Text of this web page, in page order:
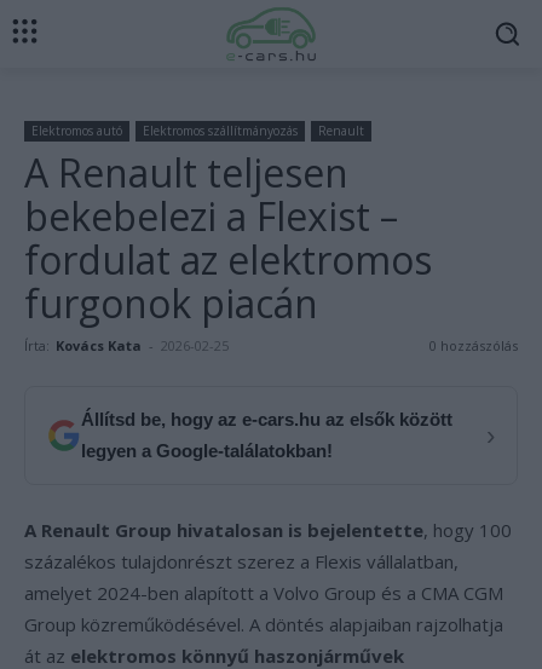
Elektromos autó Elektromos szállítmányozás Renault
A Renault teljesen
bekebelezi a Flexist –
fordulat az elektromos
furgonok piacán
Írta: Kovács Kata - 2026-02-25 0 hozzászólás
Állítsd be, hogy az e-cars.hu az elsők között
legyen a Google-találatokban!
›
A Renault Group hivatalosan is bejelentette, hogy 100
százalékos tulajdonrészt szerez a Flexis vállalatban,
amelyet 2024-ben alapított a Volvo Group és a CMA CGM
Group közreműködésével. A döntés alapjaiban rajzolhatja
át az elektromos könnyű haszonjárművek